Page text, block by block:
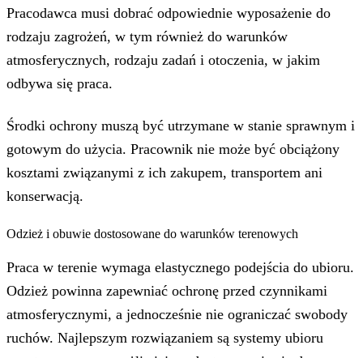
Pracodawca musi dobrać odpowiednie wyposażenie do
rodzaju zagrożeń, w tym również do warunków
atmosferycznych, rodzaju zadań i otoczenia, w jakim
odbywa się praca.
Środki ochrony muszą być utrzymane w stanie sprawnym i
gotowym do użycia. Pracownik nie może być obciążony
kosztami związanymi z ich zakupem, transportem ani
konserwacją.
Odzież i obuwie dostosowane do warunków terenowych
Praca w terenie wymaga elastycznego podejścia do ubioru.
Odzież powinna zapewniać ochronę przed czynnikami
atmosferycznymi, a jednocześnie nie ograniczać swobody
ruchów. Najlepszym rozwiązaniem są systemy ubioru